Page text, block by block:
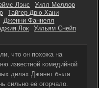
Лэнс
Уилл Меллор
Тайгер Дрю-Хани
Дженни Фаннелл
Лок Уильям Снейп
что он похожа на
известной комедийной
делах Джанет была
сильно её огорчало.